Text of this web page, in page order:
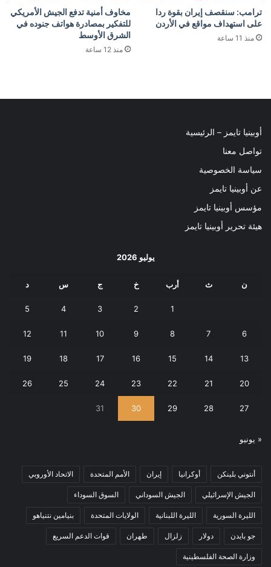
ترامب: سنقصف إيران بقوة ردا
على استهداف مواقع في الأردن
منذ 11 ساعة
مخاوف أمنية تدفع الجيش الأمريكي
للتفكير بمصادرة هواتف جنوده في
الشرق الأوسط
منذ 12 ساعة
أوبينيا تايمز – الرئيسية
تواصل معنا
سياسة الخصوصية
عن أوبينيا تايمز
مؤسس أوبينيا تايمز
هيئة تحرير أوبينيا تايمز
يوليو 2026
ن ث أرب خ ج س د
1
2
3
4
5
6
7
8
9
10
11
12
13
14
15
16
17
18
19
20
21
22
23
24
25
26
27
28
29
30
31
« يونيو
أنتوني بلينكن أوكرانيا إيران الأمم المتحدة الاتحاد الأوروبي
الجيش الإسرائيلي الجيش السوداني السوق السوداء
الليرة السورية الليرة اللبنانية الولايات المتحدة بنيامين نتنياهو
جو بايدن دولار زلزال طهران قوات الدعم السريع
وزارة الصحة الفلسطينية